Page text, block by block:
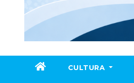
CULTURA